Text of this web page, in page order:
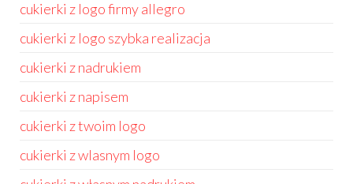
cukierki z logo firmy allegro
cukierki z logo szybka realizacja
cukierki z nadrukiem
cukierki z napisem
cukierki z twoim logo
cukierki z wlasnym logo